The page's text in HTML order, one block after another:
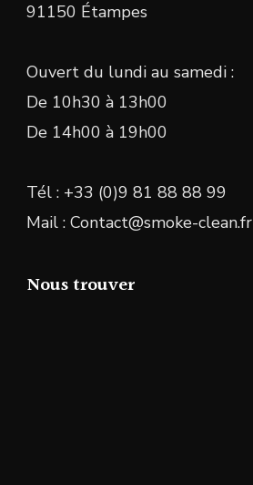
91150 Étampes
Ouvert du lundi au samedi :
De 10h30 à 13h00
De 14h00 à 19h00
Tél : +33 (0)9 81 88 88 99
Mail : Contact@smoke-clean.fr
Nous trouver